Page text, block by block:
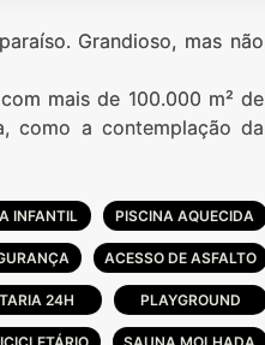
Grandioso, mas não
mais de 100.000 m² de
como a contemplação da
INFANTIL PISCINA AQUECIDA
ACESSO DE ASFALTO
24H PLAYGROUND